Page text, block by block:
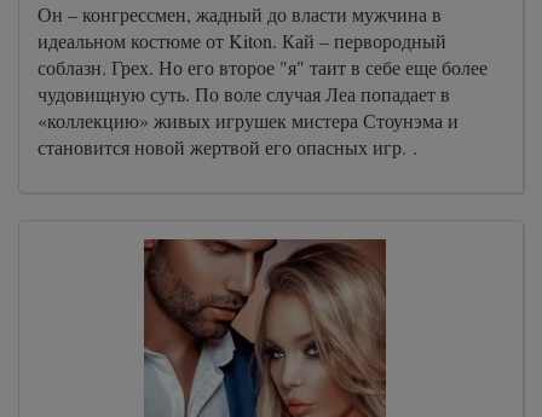
Он – конгрессмен, жадный до власти мужчина в
идеальном костюме от Kiton. Кай – первородный
соблазн. Грех. Но его второе "я" таит в себе еще более
чудовищную суть. По воле случая Леа попадает в
«коллекцию» живых игрушек мистера Стоунэма и
становится новой жертвой его опасных игр. .